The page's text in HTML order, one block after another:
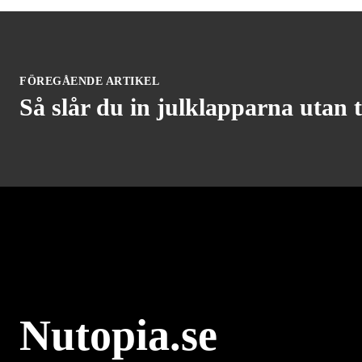
FÖREGÅENDE ARTIKEL
Så slår du in julklapparna utan
Nutopia.se